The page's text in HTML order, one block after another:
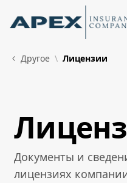
Skip to Main Content
Другое Лицензии
Документы и
лицензиях
New
What's New